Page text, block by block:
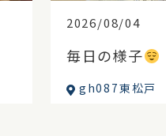
2026/08/04
毎日の様子
gh087東松戸